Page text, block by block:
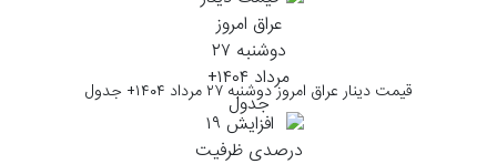
قیمت دینار عراق امروز دوشنبه ۲۷ مرداد ۱۴۰۴+ جدول